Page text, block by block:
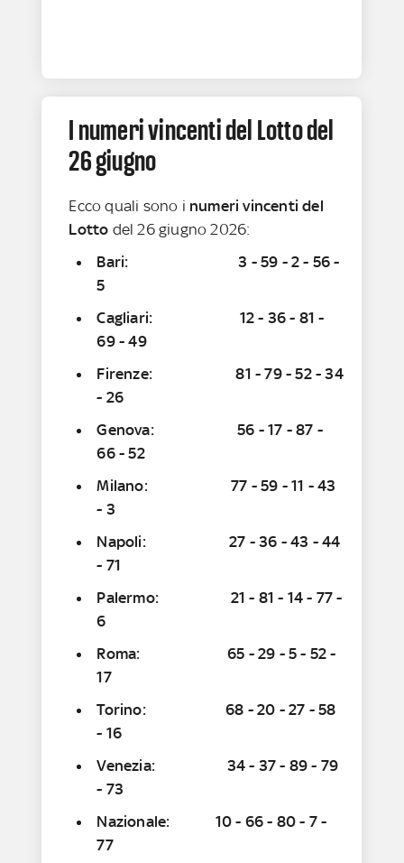
I numeri vincenti del Lotto del
26 giugno
Ecco quali sono i numeri vincenti del
Lotto del 26 giugno 2026:
Bari: 3 - 59 - 2 - 56 -
5
Cagliari: 12 - 36 - 81 -
69 - 49
Firenze: 81 - 79 - 52 - 34
- 26
Genova: 56 - 17 - 87 -
66 - 52
Milano: 77 - 59 - 11 - 43
- 3
Napoli: 27 - 36 - 43 - 44
- 71
Palermo: 21 - 81 - 14 - 77 -
6
Roma: 65 - 29 - 5 - 52 -
17
Torino: 68 - 20 - 27 - 58
- 16
Venezia: 34 - 37 - 89 - 79
- 73
Nazionale: 10 - 66 - 80 - 7 -
77